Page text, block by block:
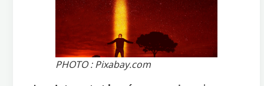
PHOTO : Pixabay.com